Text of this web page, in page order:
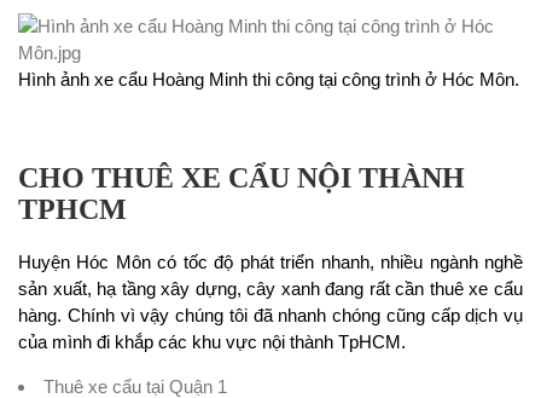
Hình ảnh xe cẩu Hoàng Minh thi công tại công trình ở Hóc Môn.
CHO THUÊ XE CẨU NỘI THÀNH
TPHCM
Huyện Hóc Môn có tốc độ phát triển nhanh, nhiều ngành nghề
sản xuất, hạ tầng xây dựng, cây xanh đang rất cần thuê xe cẩu
hàng. Chính vì vậy chúng tôi đã nhanh chóng cũng cấp dịch vụ
của mình đi khắp các khu vực nội thành TpHCM.
Thuê xe cẩu tại Quận 1